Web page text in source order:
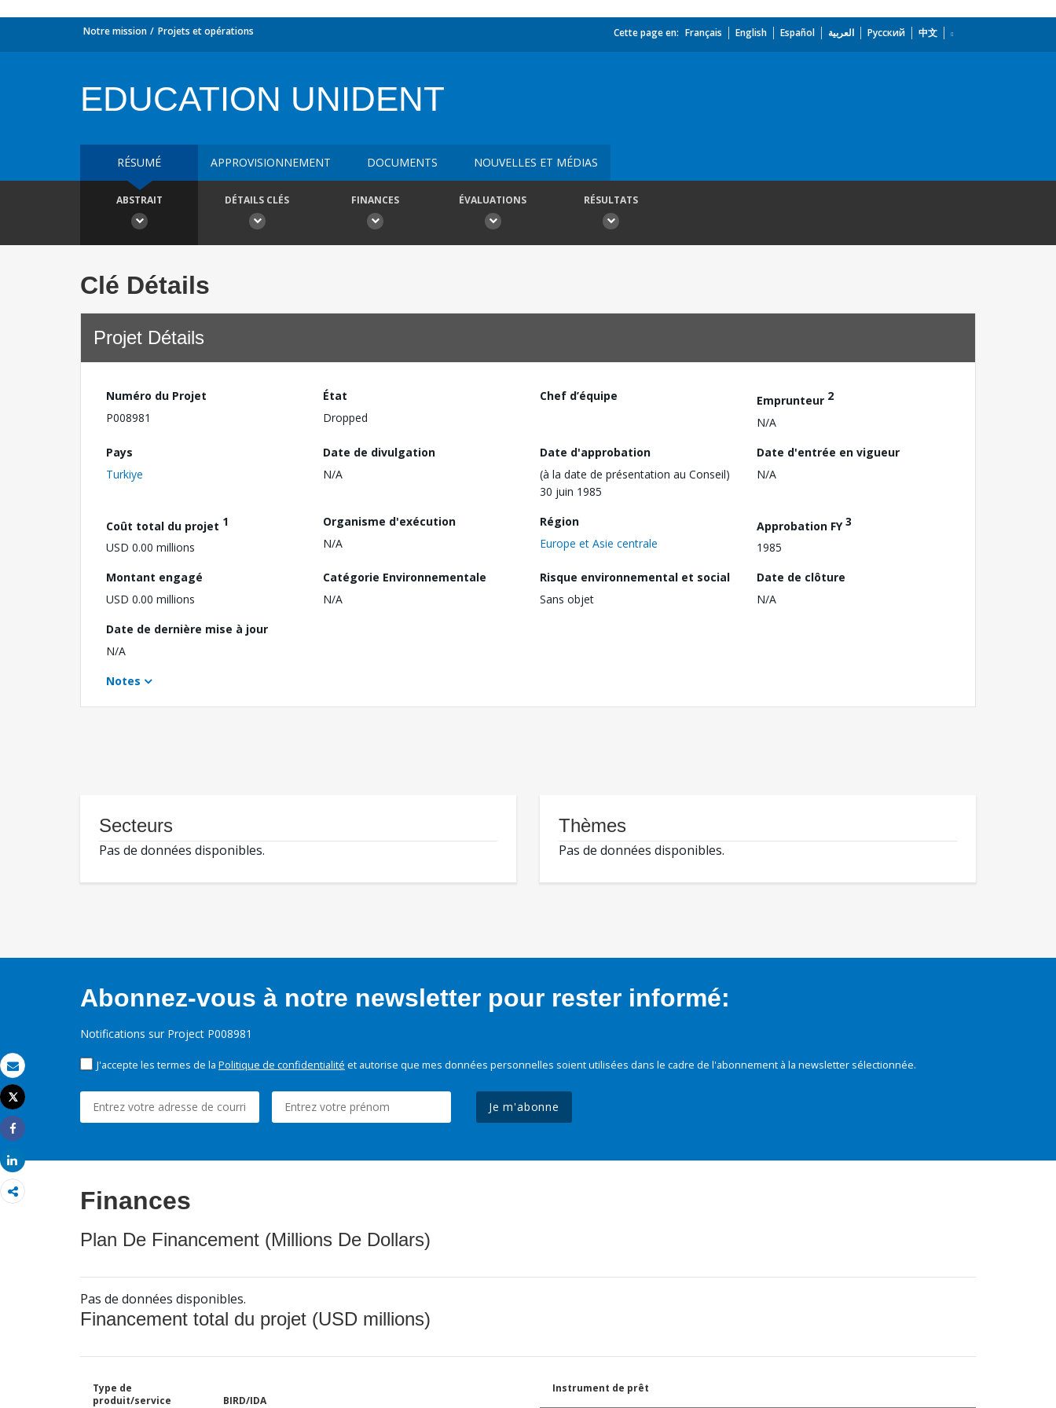
Email
Imprimer
Tweet
Share
Share
Notre mission Projets et opérations Cette page en: Français English Español العربية Русский 中文
EDUCATION UNIDENT
RÉSUMÉ APPROVISIONNEMENT DOCUMENTS NOUVELLES ET MÉDIAS
ABSTRAIT DÉTAILS CLÉS FINANCES ÉVALUATIONS RÉSULTATS
Clé Détails
Projet Détails
Numéro du Projet
P008981
État
Dropped
Chef d’équipe Emprunteur 2
N/A
Pays
Turkiye
Date de divulgation
N/A
Date d'approbation
(à la date de présentation au Conseil)
30 juin 1985
Date d'entrée en vigueur
N/A
Coût total du projet 1
USD 0.00 millions
Organisme d'exécution
N/A
Région
Europe et Asie centrale
Approbation FY3
1985
Montant engagé
USD 0.00 millions
Catégorie Environnementale
N/A
Risque environnemental et social
Sans objet
Date de clôture
N/A
Date de dernière mise à jour
N/A
Notes
Secteurs
Pas de données disponibles.
Thèmes
Pas de données disponibles.
Abonnez-vous à notre newsletter pour rester informé:
Notifications sur Project P008981
J'accepte les termes de la Politique de confidentialité et autorise que mes données personnelles soient utilisées dans le cadre de l'abonnement à la newsletter sélectionnée.
Je m'abonne
Finances
Plan De Financement (Millions De Dollars)
Pas de données disponibles.
Financement total du projet (USD millions)
Type de
produit/service
BIRD/IDA
Instrument de prêt